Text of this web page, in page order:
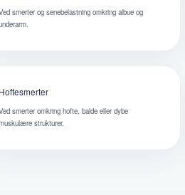
smerter og senebelastning omkring albue og
Hoftesmerter
smerter omkring hofte, balde eller dybe
strukturer.